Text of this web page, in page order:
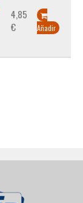
4,85
€
Añadir